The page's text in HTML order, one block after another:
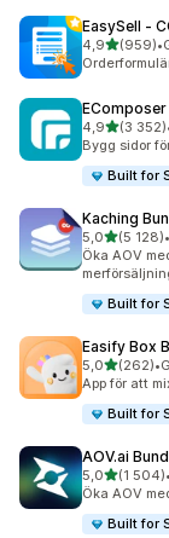
EasySell ‑
4,9av 5(959)
959 •
4,9av 5(3 352)
3352
Bygg sidor
Built for
Kaching
5,0av 5(5 128)
5128 •
Öka AOV
Built for
Easify Box
5,0av 5(262)
262 •
App för att
Built for
AOV.ai
5,0av 5(1 504)
1504 •
Öka AOV
Built for